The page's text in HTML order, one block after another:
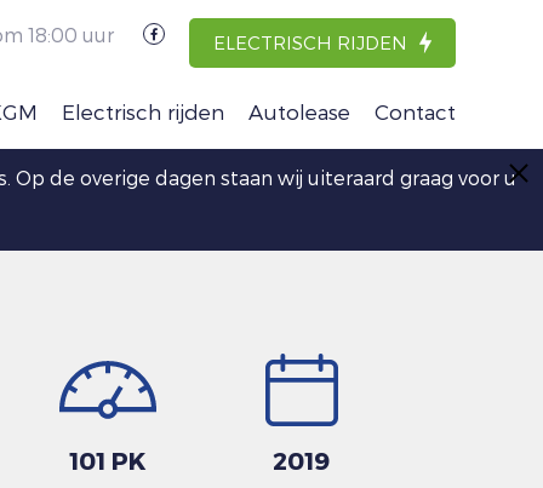
Op de overige dagen staan wij uiteraard graag voor u
18:00 uur ELECTRISCH RIJDEN
Electrisch rijden Autolease Contact
101 PK 2019